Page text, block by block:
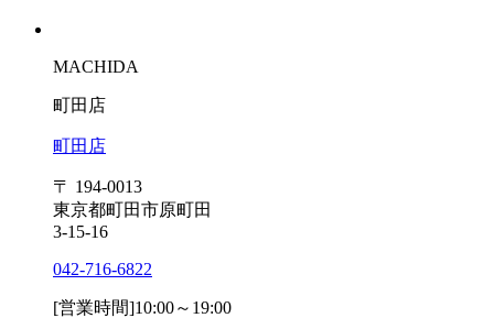
MACHIDA
町田店
町田店
〒 194-0013
東京都町田市原町田
3-15-16
042-716-6822
[営業時間]10:00～19:00